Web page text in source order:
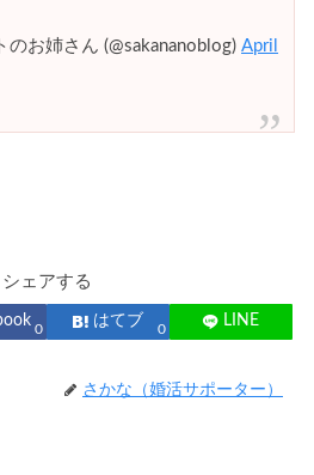
お姉さん (@sakananoblog) April
シェアする
0 はてブ 0 LINE
さかな（婚活サポーター）